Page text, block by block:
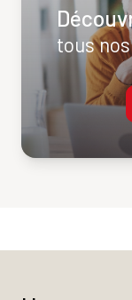
tous
Notre rôle est de
avec
connaissance du
nous restons à
vous permettre
Notre
satisfaction reste